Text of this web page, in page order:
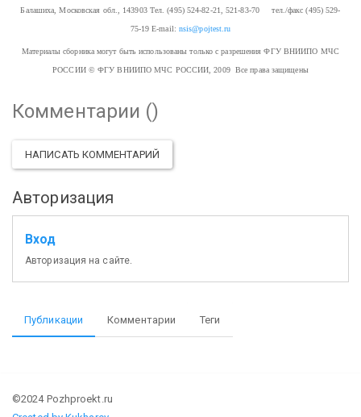
Балашиха, Московская обл., 143903Тел. (495) 524-82-21, 521-83-70 тел./факс (495) 529-
75-19 E-mail: nsis@pojtest.ru
Материалы сборника могут быть использованы только с разрешения ФГУ ВНИИПО МЧС
РОССИИ© ФГУ ВНИИПО МЧС РОССИИ, 2009 Все права защищены
Комментарии ()
НАПИСАТЬ КОММЕНТАРИЙ
Авторизация
Вход
Авторизация на сайте.
Публикации Комментарии Теги
©2024 Pozhproekt.ru